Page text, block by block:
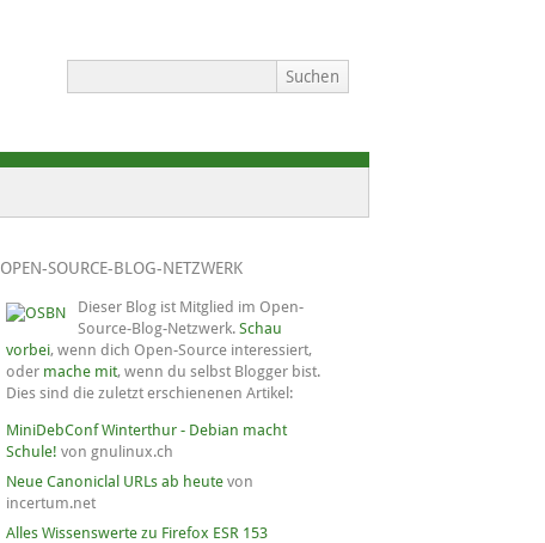
OPEN-SOURCE-BLOG-NETZWERK
Dieser Blog ist Mitglied im Open-
Source-Blog-Netzwerk.Schau
vorbei, wenn dich Open-Source interessiert,
oder mache mit, wenn du selbst Blogger bist.
Dies sind die zuletzt erschienenen Artikel:
MiniDebConf Winterthur - Debian macht
Schule! von gnulinux.ch
Neue Canoniclal URLs ab heute von
incertum.net
Alles Wissenswerte zu Firefox ESR 153